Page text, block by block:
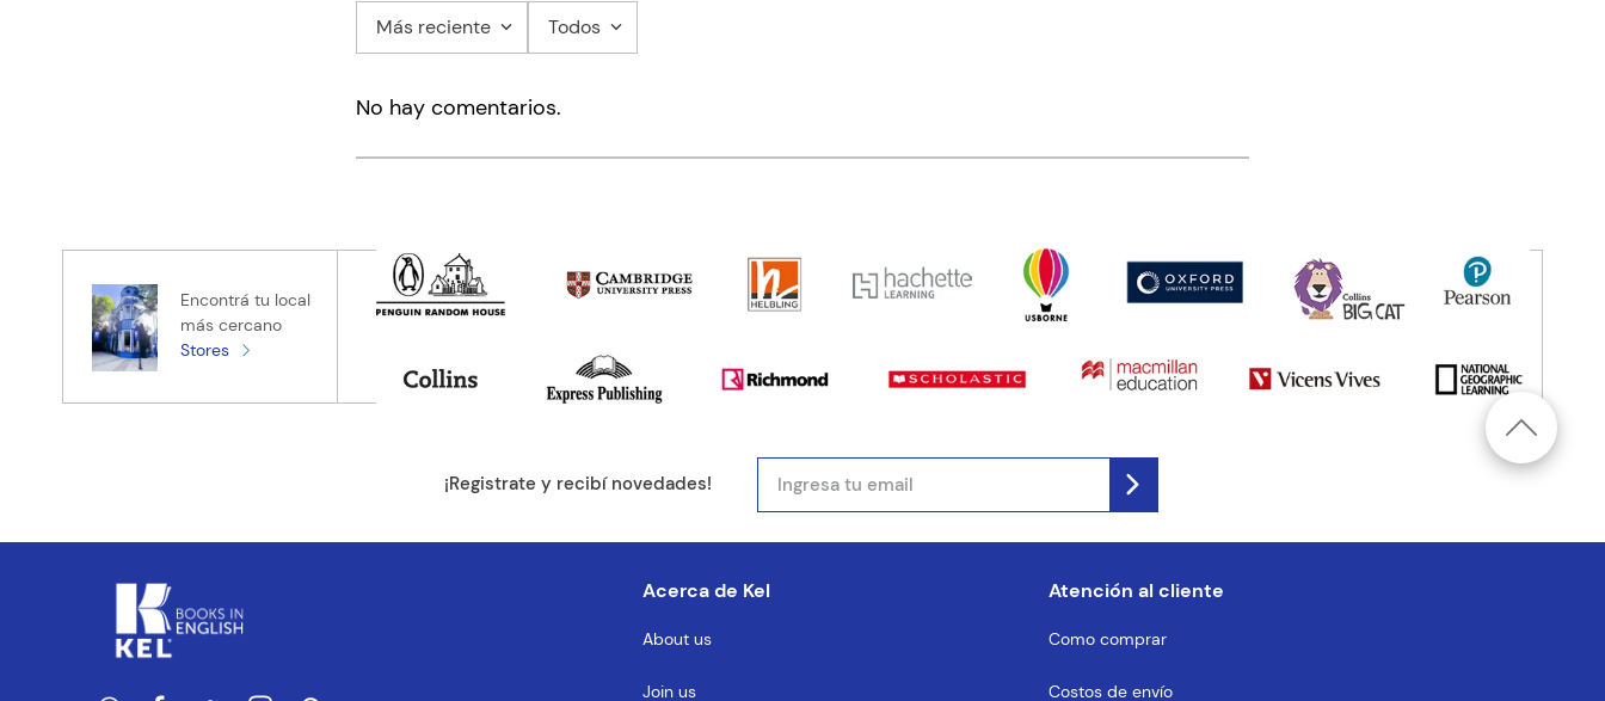
Título
Tu nombre
Tu ubicación
Más reciente Todos
No hay comentarios.
Encontrá tu local
más cercano
Stores
¡Registrate y recibí novedades!
Acerca de Kel
About us
Join us
Atención al cliente
Como comprar
Costos de envío